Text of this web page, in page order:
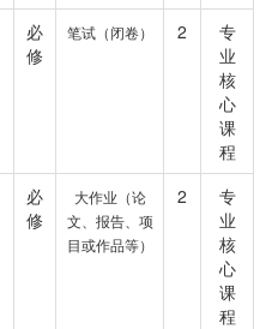
必
修
笔试（闭卷） 2
专
业
核
心
课
程
必
修
大作业（论
文、报告、项
目或作品等）
2
专
业
核
心
课
程